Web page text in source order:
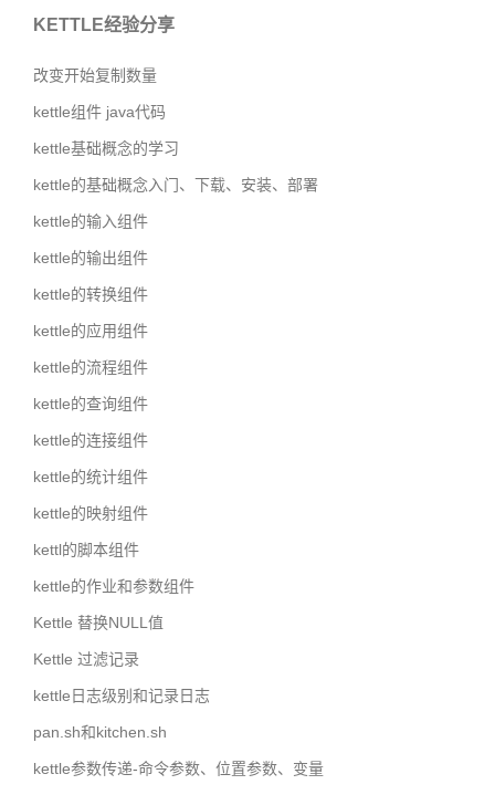
KETTLE经验分享
改变开始复制数量
kettle组件 java代码
kettle基础概念的学习
kettle的基础概念入门、下载、安装、部署
kettle的输入组件
kettle的输出组件
kettle的转换组件
kettle的应用组件
kettle的流程组件
kettle的查询组件
kettle的连接组件
kettle的统计组件
kettle的映射组件
kettl的脚本组件
kettle的作业和参数组件
Kettle 替换NULL值
Kettle 过滤记录
kettle日志级别和记录日志
pan.sh和kitchen.sh
kettle参数传递-命令参数、位置参数、变量